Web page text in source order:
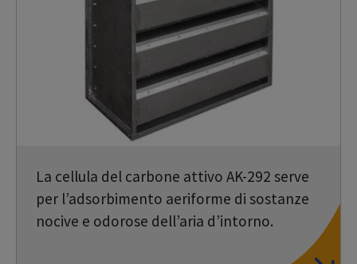
La cellula del carbone attivo AK-292 serve
per l’adsorbimento aeriforme di sostanze
nocive e odorose dell’aria d’intorno.